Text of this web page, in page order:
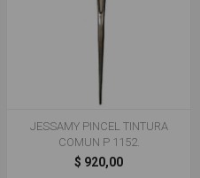
JESSAMY PINCEL TINTURA
COMUN P 1152.
$ 920,00